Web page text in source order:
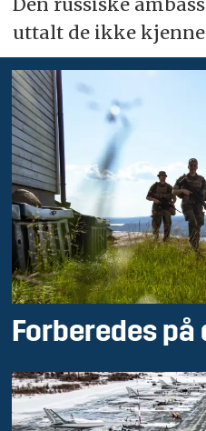
uttalt de ikke
Forberedes